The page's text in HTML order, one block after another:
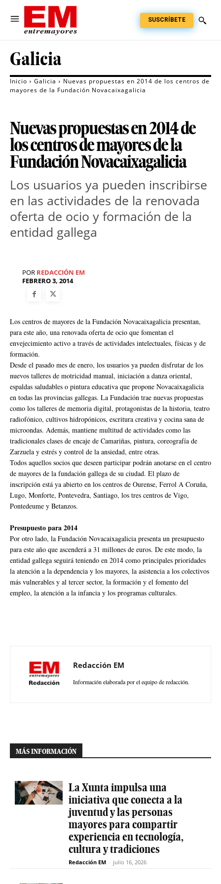
SUSCRÍBETE
Galicia
Inicio Galicia
Nuevas propuestas en 2014 de los centros de
mayores de la Fundación Novacaixagalicia
Nuevas propuestas en 2014 de
los centros de mayores de la
Fundación Novacaixagalicia
Los usuarios ya pueden inscribirse
en las actividades de la renovada
oferta de ocio y formación de la
entidad gallega
POR REDACCIÓN EM
FEBRERO 3, 2014
Los centros de mayores de la Fundación Novacaixagalicia presentan,
para este año, una renovada oferta de ocio que fomentan el
envejecimiento activo a través de actividades intelectuales, físicas y de
formación.
Desde el pasado mes de enero, los usuarios ya pueden disfrutar de los
nuevos talleres de motricidad manual, iniciación a danza oriental,
espaldas saludables o pintura educativa que propone Novacaixagalicia
en todas las provincias gallegas. La Fundación trae nuevas propuestas
como los talleres de memoria digital, protagonistas de la historia, teatro
radiofónico, cultivos hidropónicos, escritura creativa y cocina sana de
microondas. Además, mantiene multitud de actividades como las
tradicionales clases de encaje de Camariñas, pintura, coreografía de
Zarzuela y estrés y control de la ansiedad, entre otras.
Todos aquellos socios que deseen participar podrán anotarse en el centro
de mayores de la fundación gallega de su ciudad. El plazo de
inscripción está ya abierto en los centros de Ourense, Ferrol A Coruña,
Lugo, Monforte, Pontevedra, Santiago, los tres centros de Vigo,
Pontedeume y Betanzos.
Presupuesto para 2014
Por otro lado, la Fundación Novacaixagalicia presenta un presupuesto
para este año que ascenderá a 31 millones de euros. De este modo, la
entidad gallega seguirá teniendo en 2014 como principales prioridades
la atención a la dependencia y los mayores, la asistencia a los colectivos
más vulnerables y al tercer sector, la formación y el fomento del
empleo, la atención a la infancia y los programas culturales.
Redacción EM
Información elaborada por el equipo de redacción.
MÁS INFORMACIÓN
La Xunta impulsa una
iniciativa que conecta a la
juventud y las personas
mayores para compartir
experiencia en tecnología,
cultura y tradiciones
Redacción EM - julio 16, 2026